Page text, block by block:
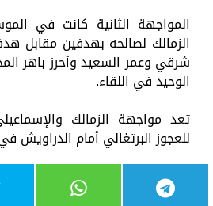
المواجهة الثانية كانت في
الزمالك لصالحه بهدفين مقابل
شرقي وعمر السعيد وأحرز باهر
الوحيد في اللقاء.
تعد مواجهة الزمالك
للعجوز البرتغالي أمام